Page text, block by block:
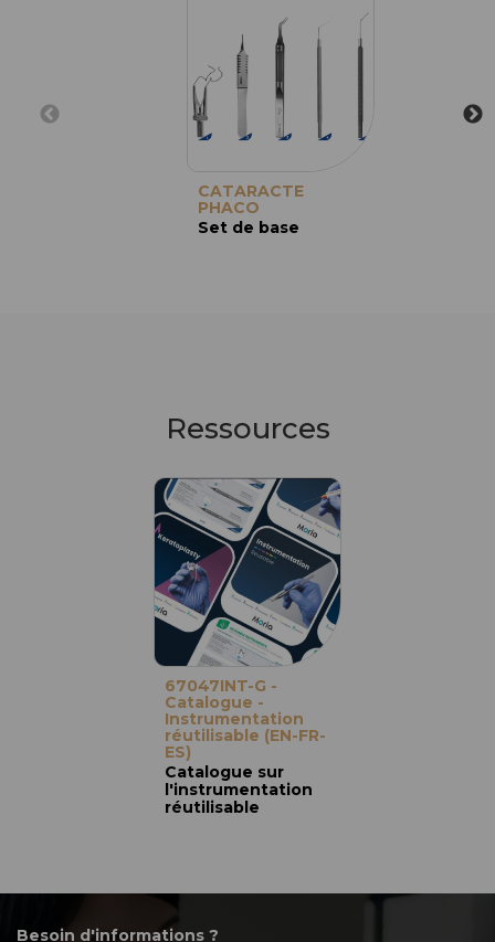
CATARACTE
PHACO
Set de base
Ressources
67047INT-G -
Catalogue -
Instrumentation
réutilisable (EN-FR-
ES)
Catalogue sur
l'instrumentation
réutilisable
Besoin d'informations ?